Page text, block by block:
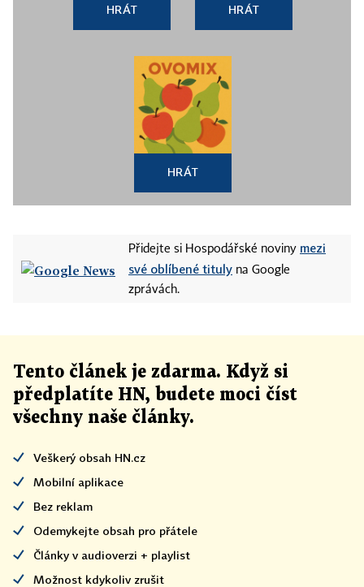
HRÁT HRÁT
HRÁT
Přidejte si Hospodářské noviny mezi
své oblíbené tituly na Google
zprávách.
Tento článek je zdarma. Když si
předplatíte HN, budete moci číst
všechny naše články.
Veškerý obsah HN.cz
Mobilní aplikace
Bez reklam
Odemykejte obsah pro přátele
Články v audioverzi + playlist
Možnost kdykoliv zrušit